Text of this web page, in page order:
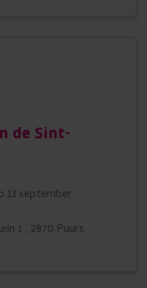
de Sint-